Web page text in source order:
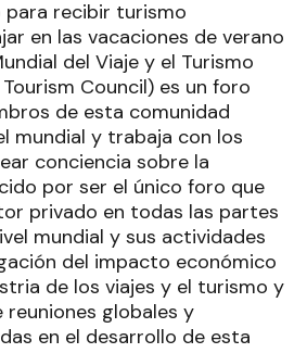
para recibir turismo
en las vacaciones de verano
del Viaje y el Turismo
Council) es un foro
de esta comunidad
mundial y trabaja con los
conciencia sobre la
por ser el único foro que
privado en todas las partes
mundial y sus actividades
del impacto económico
de los viajes y el turismo y
reuniones globales y
en el desarrollo de esta